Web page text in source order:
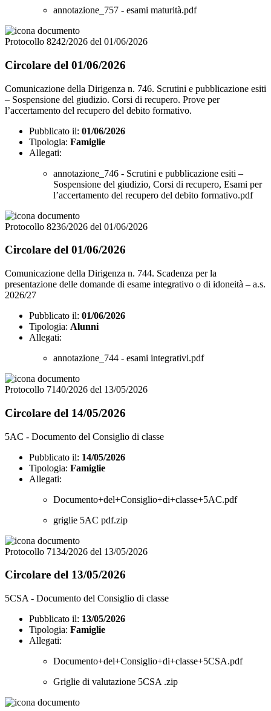
annotazione_757 - esami maturità.pdf
Protocollo 8242/2026 del 01/06/2026
Circolare del 01/06/2026
Comunicazione della Dirigenza n. 746. Scrutini e pubblicazione esiti
– Sospensione del giudizio. Corsi di recupero. Prove per
l’accertamento del recupero del debito formativo.
Pubblicato il: 01/06/2026
Tipologia: Famiglie
Allegati:
annotazione_746 - Scrutini e pubblicazione esiti –
Sospensione del giudizio, Corsi di recupero, Esami per
l’accertamento del recupero del debito formativo.pdf
Protocollo 8236/2026 del 01/06/2026
Circolare del 01/06/2026
Comunicazione della Dirigenza n. 744. Scadenza per la
presentazione delle domande di esame integrativo o di idoneità – a.s.
2026/27
Pubblicato il: 01/06/2026
Tipologia: Alunni
Allegati:
annotazione_744 - esami integrativi.pdf
Protocollo 7140/2026 del 13/05/2026
Circolare del 14/05/2026
5AC - Documento del Consiglio di classe
Pubblicato il: 14/05/2026
Tipologia: Famiglie
Allegati:
Documento+del+Consiglio+di+classe+5AC.pdf
griglie 5AC pdf.zip
Protocollo 7134/2026 del 13/05/2026
Circolare del 13/05/2026
5CSA - Documento del Consiglio di classe
Pubblicato il: 13/05/2026
Tipologia: Famiglie
Allegati:
Documento+del+Consiglio+di+classe+5CSA.pdf
Griglie di valutazione 5CSA .zip